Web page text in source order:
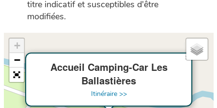
titre indicatif et susceptibles d'être
modifiées.
Accueil Camping-Car Les
Ballastières
Itinéraire >>
×
+
−